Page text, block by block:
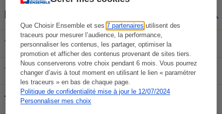
Que Choisir Ensemble et ses7 partenaires utilisent des
traceurs pour mesurer l’audience, la performance,
personnaliser les contenus, les partager, optimiser la
promotion et afficher des contenus provenant de sites tiers.
Nous conserverons votre choix pendant 6 mois. Vous pourrez
changer d’avis à tout moment en utilisant le lien « paramétrer
les traceurs » en bas de chaque page.
Politique de confidentialité mise à jour le 12/07/2024
Personnaliser mes choix
Fonction minuterie
Temps minimum réglable n. a.
Temps maximum réglable n. a.
Télécommande